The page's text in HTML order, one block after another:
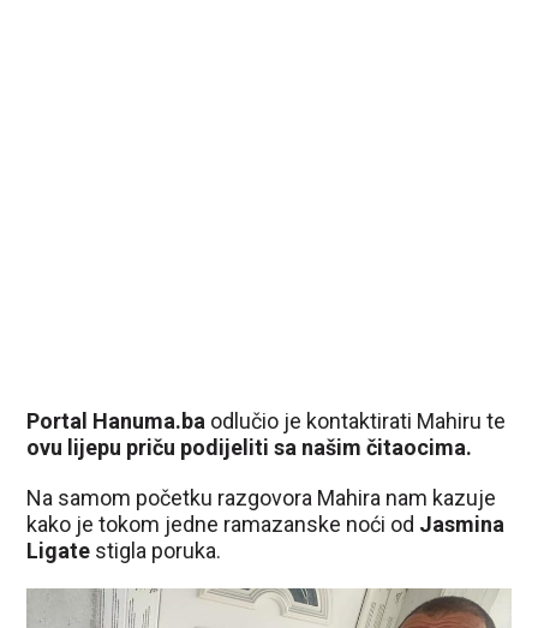
Portal Hanuma.ba odlučio je kontaktirati Mahiru te
ovu lijepu priču podijeliti sa našim čitaocima.
Na samom početku razgovora Mahira nam kazuje
kako je tokom jedne ramazanske noći od Jasmina
Ligate stigla poruka.